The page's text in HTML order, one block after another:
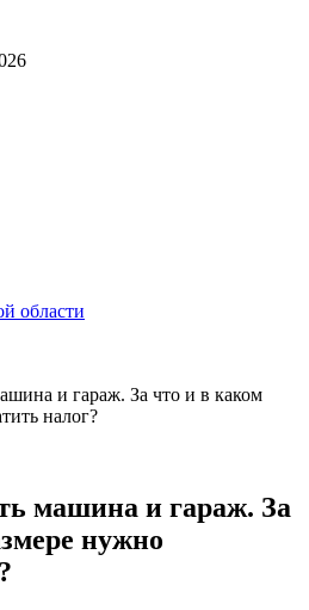
области
и гараж. За что и в каком
налог?
машина и гараж. За
нужно